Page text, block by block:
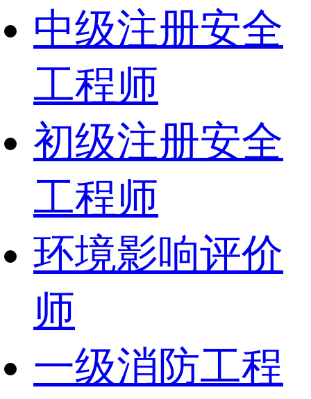
中级注册安全
工程师
初级注册安全
工程师
环境影响评价
师
一级消防工程